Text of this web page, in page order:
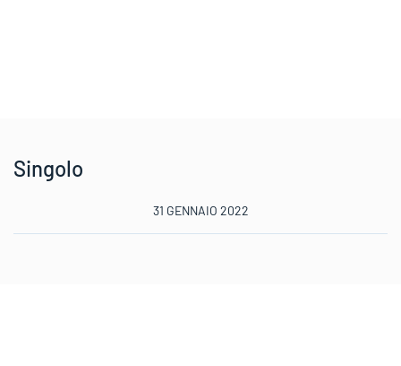
Singolo
31 GENNAIO 2022